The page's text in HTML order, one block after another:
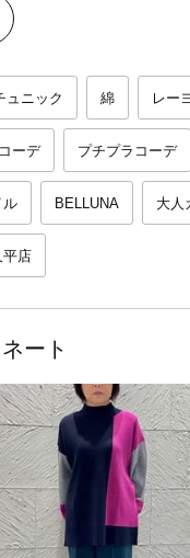
ュニック 綿 レー
ーデ プチプラコーデ
ル BELLUNA 大人
平店
ート